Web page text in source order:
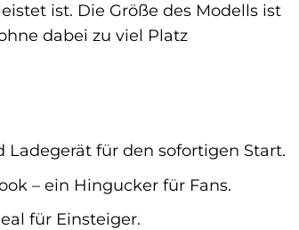
ist. Die Größe des Modells ist
dabei zu viel Platz
Ladegerät für den sofortigen Start.
– ein Hingucker für Fans.
für Einsteiger.